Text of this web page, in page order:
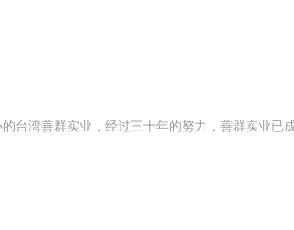
台湾善群实业，经过三十年的努力，善群实业已